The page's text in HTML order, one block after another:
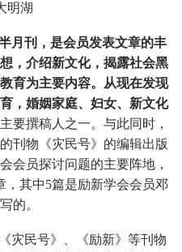
明湖
月刊，是会员发表文章的丰
，介绍新文化，揭露社会黑
育为主要内容。从现在发现
，婚姻家庭、妇女、新文化
要撰稿人之一。与此同时，
刊物《灾民号》的编辑出版
会员探讨问题的主要阵地，
，其中5篇是励新学会会员邓
的。
灾民号》、《励新》等刊物